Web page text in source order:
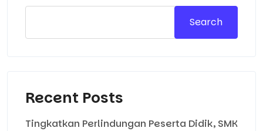
Search
Recent Posts
Tingkatkan Perlindungan Peserta Didik, SMK